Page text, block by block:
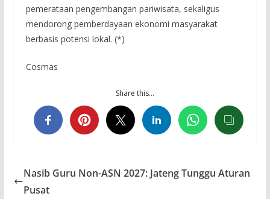
pemerataan pengembangan pariwisata, sekaligus
mendorong pemberdayaan ekonomi masyarakat
berbasis potensi lokal. (*)
Cosmas
Share this…
Nasib Guru Non-ASN 2027: Jateng Tunggu Aturan
Pusat